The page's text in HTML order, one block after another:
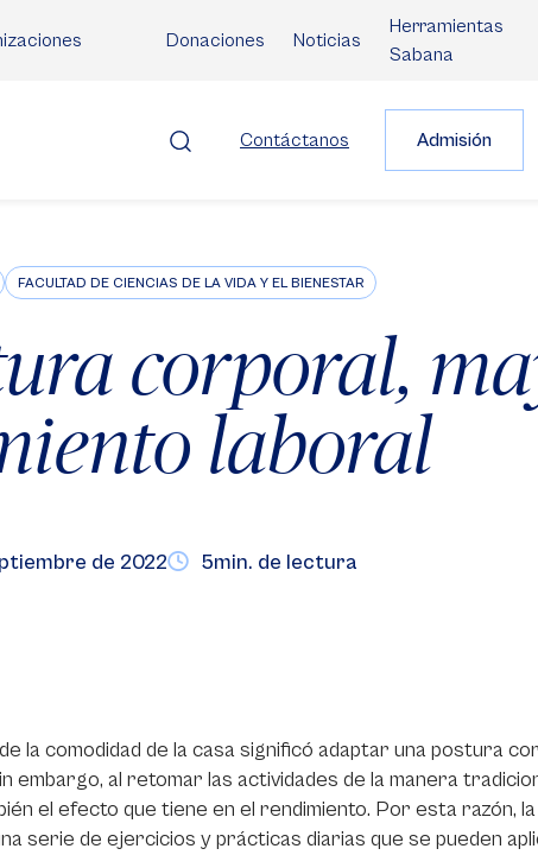
Donaciones Noticias
Herramientas
Sabana
Contáctanos Admisión
FACULTAD DE CIENCIAS DE LA VIDA Y EL BIENESTAR
corporal,
laboral
de 2022 5min. de lectura
la comodidad de la casa significó adaptar una postura
embargo, al retomar las actividades de la manera
el efecto que tiene en el rendimiento. Por esta razón,
serie de ejercicios y prácticas diarias que se pueden